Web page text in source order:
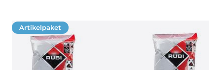
Artikelpaket